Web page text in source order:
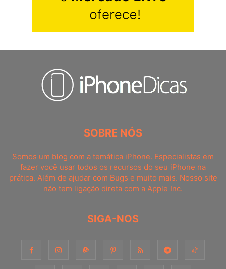
SOBRE NÓS
Somos um blog com a temática iPhone. Especialistas em
fazer você usar todos os recursos do seu iPhone na
prática. Além de ajudar com Bugs e muito mais. Nosso site
não tem ligação direta com a Apple Inc.
SIGA-NOS